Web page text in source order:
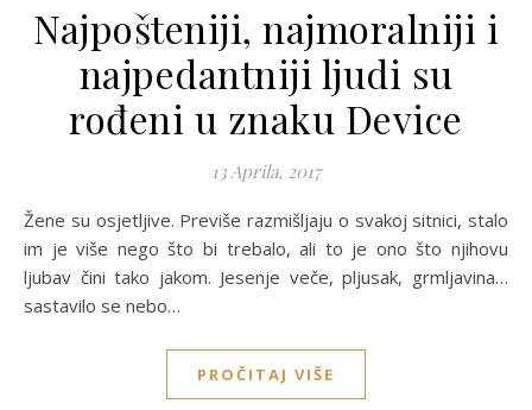
Najpošteniji, najmoralniji i
najpedantniji ljudi su
rođeni u znaku Device
13 Aprila, 2017
Žene su osjetljive. Previše razmišljaju o svakoj sitnici, stalo
im je više nego što bi trebalo, ali to je ono što njihovu
ljubav čini tako jakom. Jesenje veče, pljusak, grmljavina…
sastavilo se nebo…
PROČITAJ VIŠE